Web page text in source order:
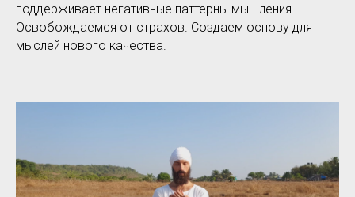
поддерживает негативные паттерны мышления.
Освобождаемся от страхов. Создаем основу для
мыслей нового качества.